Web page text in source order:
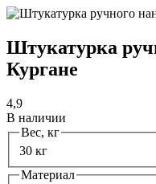
Штукатурка
Кургане
4,9
В наличии
Вес, кг
30 кг
Материал